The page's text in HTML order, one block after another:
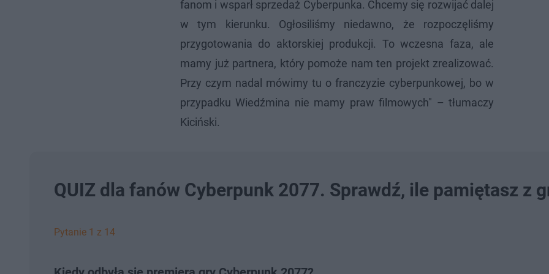
fanom i wsparł sprzedaż Cyberpunka. Chcemy się rozwijać dalej
w tym kierunku. Ogłosiliśmy niedawno, że rozpoczęliśmy
przygotowania do aktorskiej produkcji. To wczesna faza, ale
mamy już partnera, który pomoże nam ten projekt zrealizować.
Przy czym nadal mówimy tu o franczyzie cyberpunkowej, bo w
przypadku Wiedźmina nie mamy praw filmowych" – tłumaczy
Kiciński.
QUIZ dla fanów Cyberpunk 2077. Sprawdź, ile pamiętasz z
Pytanie 1 z 14